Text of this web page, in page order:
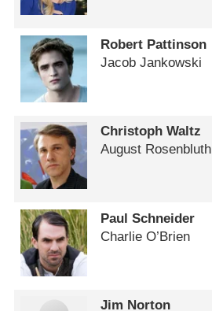
Robert Pattinson
Jacob Jankowski
Christoph Waltz
August Rosenbluth
Paul Schneider
Charlie O’Brien
Jim Norton